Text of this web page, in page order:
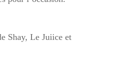
Shay, Le Juiice et